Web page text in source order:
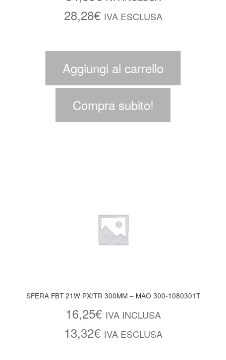
28,28€ IVA ESCLUSA
Aggiungi al carrello
Compra subito!
SFERA FBT 21W PX/TR 300MM – MAO 300-1080301T
16,25€ IVA INCLUSA
13,32€ IVA ESCLUSA